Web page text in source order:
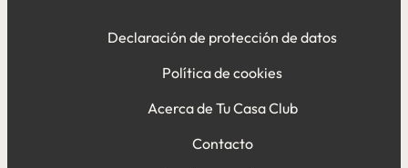
Declaración de protección de datos
Política de cookies
Acerca de Tu Casa Club
Contacto